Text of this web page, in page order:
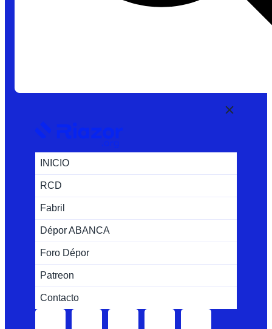
INICIO
RCD
Fabril
Dépor ABANCA
Foro Dépor
Patreon
Contacto